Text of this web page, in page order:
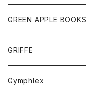
タンクトップ
ショートパンツ
スカート
レディース
スカート
Tシャツ
手袋
トップス
Tシャツ
GREEN APPLE BOOKS
GRIFFE
Gymphlex